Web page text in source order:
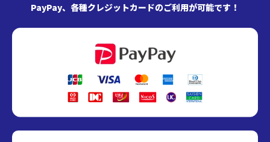
PayPay、各種クレジットカードのご利用が可能です！